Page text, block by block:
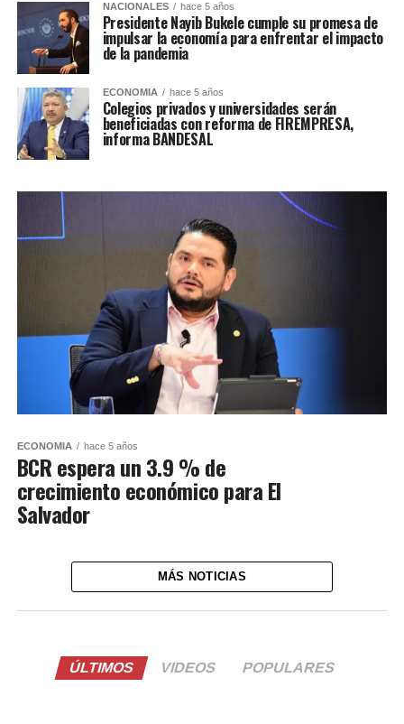
NACIONALES hace 5 años
Presidente Nayib Bukele cumple su promesa de
impulsar la economía para enfrentar el impacto
de la pandemia
ECONOMIA hace 5 años
Colegios privados y universidades serán
beneficiadas con reforma de FIREMPRESA,
informa BANDESAL
ECONOMIA hace 5 años
BCR espera un 3.9 % de
crecimiento económico para El
Salvador
MÁS NOTICIAS
ÚLTIMOS VIDEOS POPULARES